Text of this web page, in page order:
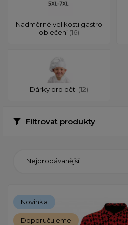
Nadměrné velikosti gastro
oblečení(16)
Dárky pro děti (12)
Filtrovat produkty
Nejprodávanější
Novinka
Doporučujeme